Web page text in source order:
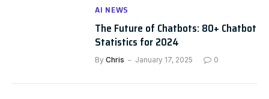
AI NEWS
The Future of Chatbots: 80+ Chatbot
Statistics for 2024
By Chris January 17, 2025 0